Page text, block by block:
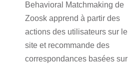
Behavioral Matchmaking de
Zoosk apprend à partir des
actions des utilisateurs sur le
site et recommande des
correspondances basées sur